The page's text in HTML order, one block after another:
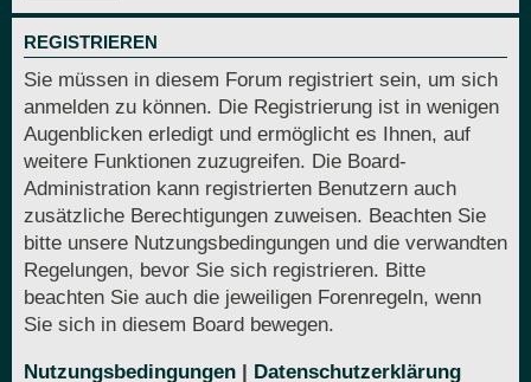
REGISTRIEREN
Sie müssen in diesem Forum registriert sein, um sich
anmelden zu können. Die Registrierung ist in wenigen
Augenblicken erledigt und ermöglicht es Ihnen, auf
weitere Funktionen zuzugreifen. Die Board-
Administration kann registrierten Benutzern auch
zusätzliche Berechtigungen zuweisen. Beachten Sie
bitte unsere Nutzungsbedingungen und die verwandten
Regelungen, bevor Sie sich registrieren. Bitte
beachten Sie auch die jeweiligen Forenregeln, wenn
Sie sich in diesem Board bewegen.
Nutzungsbedingungen | Datenschutzerklärung